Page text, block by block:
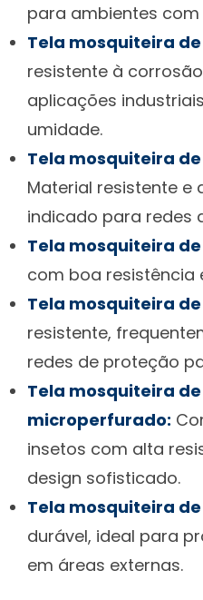
para ambientes
Tela mosquiteira
resistente à
aplicações
umidade.
Tela mosquiteira
Material resistente e
indicado para redes
Tela mosquiteira de
com boa resistência
Tela mosquiteira
resistente,
redes de proteção
Tela mosquiteira
microperfurado:
insetos com alta
design sofisticado.
Tela mosquiteira
durável, ideal para
em áreas externas.